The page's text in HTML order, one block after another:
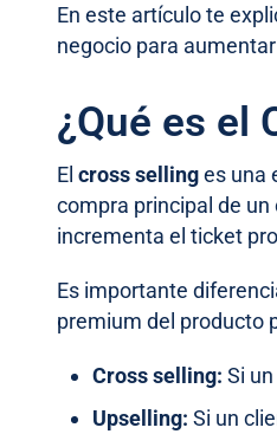
En este artículo te
negocio para
¿Qué es el
Elcross sellinges una
compra principal de
incrementa el ticket
Es importante
premium del producto
Cross selling: Si
Upselling: Si un